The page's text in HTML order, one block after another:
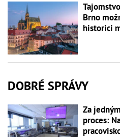
Brno
historici
DOBRÉ SPRÁVY
Za
proces: